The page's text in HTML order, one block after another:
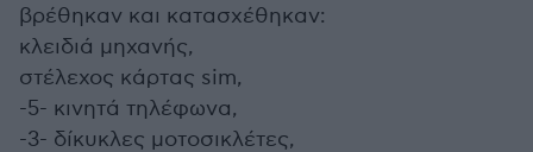
βρέθηκαν και κατασχέθηκαν:
κλειδιά μηχανής,
στέλεχος κάρτας sim,
-5- κινητά τηλέφωνα,
-3- δίκυκλες μοτοσικλέτες,